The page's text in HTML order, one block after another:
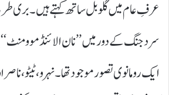
عرفِ عام میں گلوبل ساتھ کہتے
سرد جنگ کے دور میں ’’نان الائنڈ موومنٹ‘‘
ایک رومانوی تصور موجود تھا۔ نہرو، ٹیٹو،